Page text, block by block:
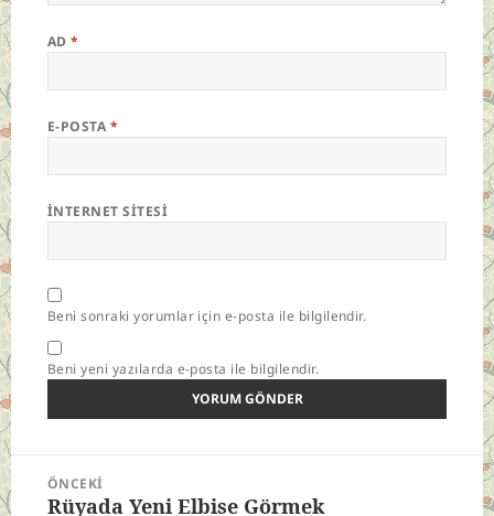
AD*
E-POSTA *
İNTERNET SITESI
Beni sonraki yorumlar için e-posta ile bilgilendir.
Beni yeni yazılarda e-posta ile bilgilendir.
Yazı
gezinmesi
ÖNCEKI
Önceki
Rüyada Yeni Elbise Görmek